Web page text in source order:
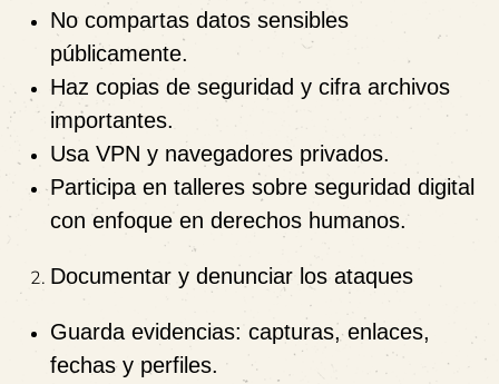
No compartas datos sensibles
públicamente.
Haz copias de seguridad y cifra archivos
importantes.
Usa VPN y navegadores privados.
Participa en talleres sobre seguridad digital
con enfoque en derechos humanos.
Documentar y denunciar los ataques
Guarda evidencias: capturas, enlaces,
fechas y perfiles.